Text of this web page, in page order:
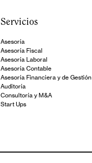
Servicios
Asesoría
Asesoría Fiscal
Asesoría Laboral
Asesoría Contable
Asesoría Financiera y de Gestión
Auditoría
Consultoría y M&A
Start Ups